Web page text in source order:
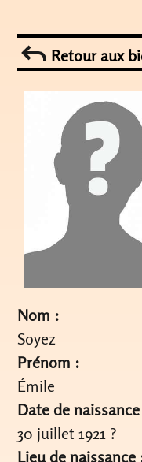
to
contentRetour aux
Nom :
Soyez
Prénom :
Émile
Date de
30 juillet 1921 ?
Lieu de naissance